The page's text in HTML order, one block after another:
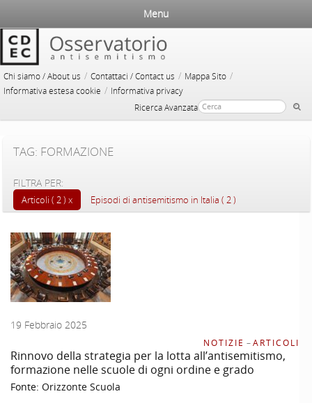
Chi siamo / About us / Contattaci / Contact us / Mappa Sito /
Informativa estesa cookie / Informativa privacy
Ricerca Avanzata
Menu
TAG: FORMAZIONE
FILTRA PER:
Articoli ( 2 ) Episodi di antisemitismo in Italia ( 2 )
19 Febbraio 2025
NOTIZIE –ARTICOLI
Rinnovo della strategia per la lotta all’antisemitismo,
formazione nelle scuole di ogni ordine e grado
Fonte: Orizzonte Scuola